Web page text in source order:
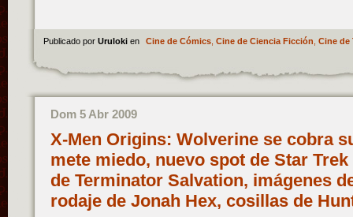
Publicado por Uruloki en Cine de Cómics, Cine de Ciencia Ficción Cine de
Dom 5 Abr 2009
X-Men Origins: Wolverine se cobra
mete miedo, nuevo spot de Star
de Terminator Salvation, imágenes
rodaje de Jonah Hex, cosillas de